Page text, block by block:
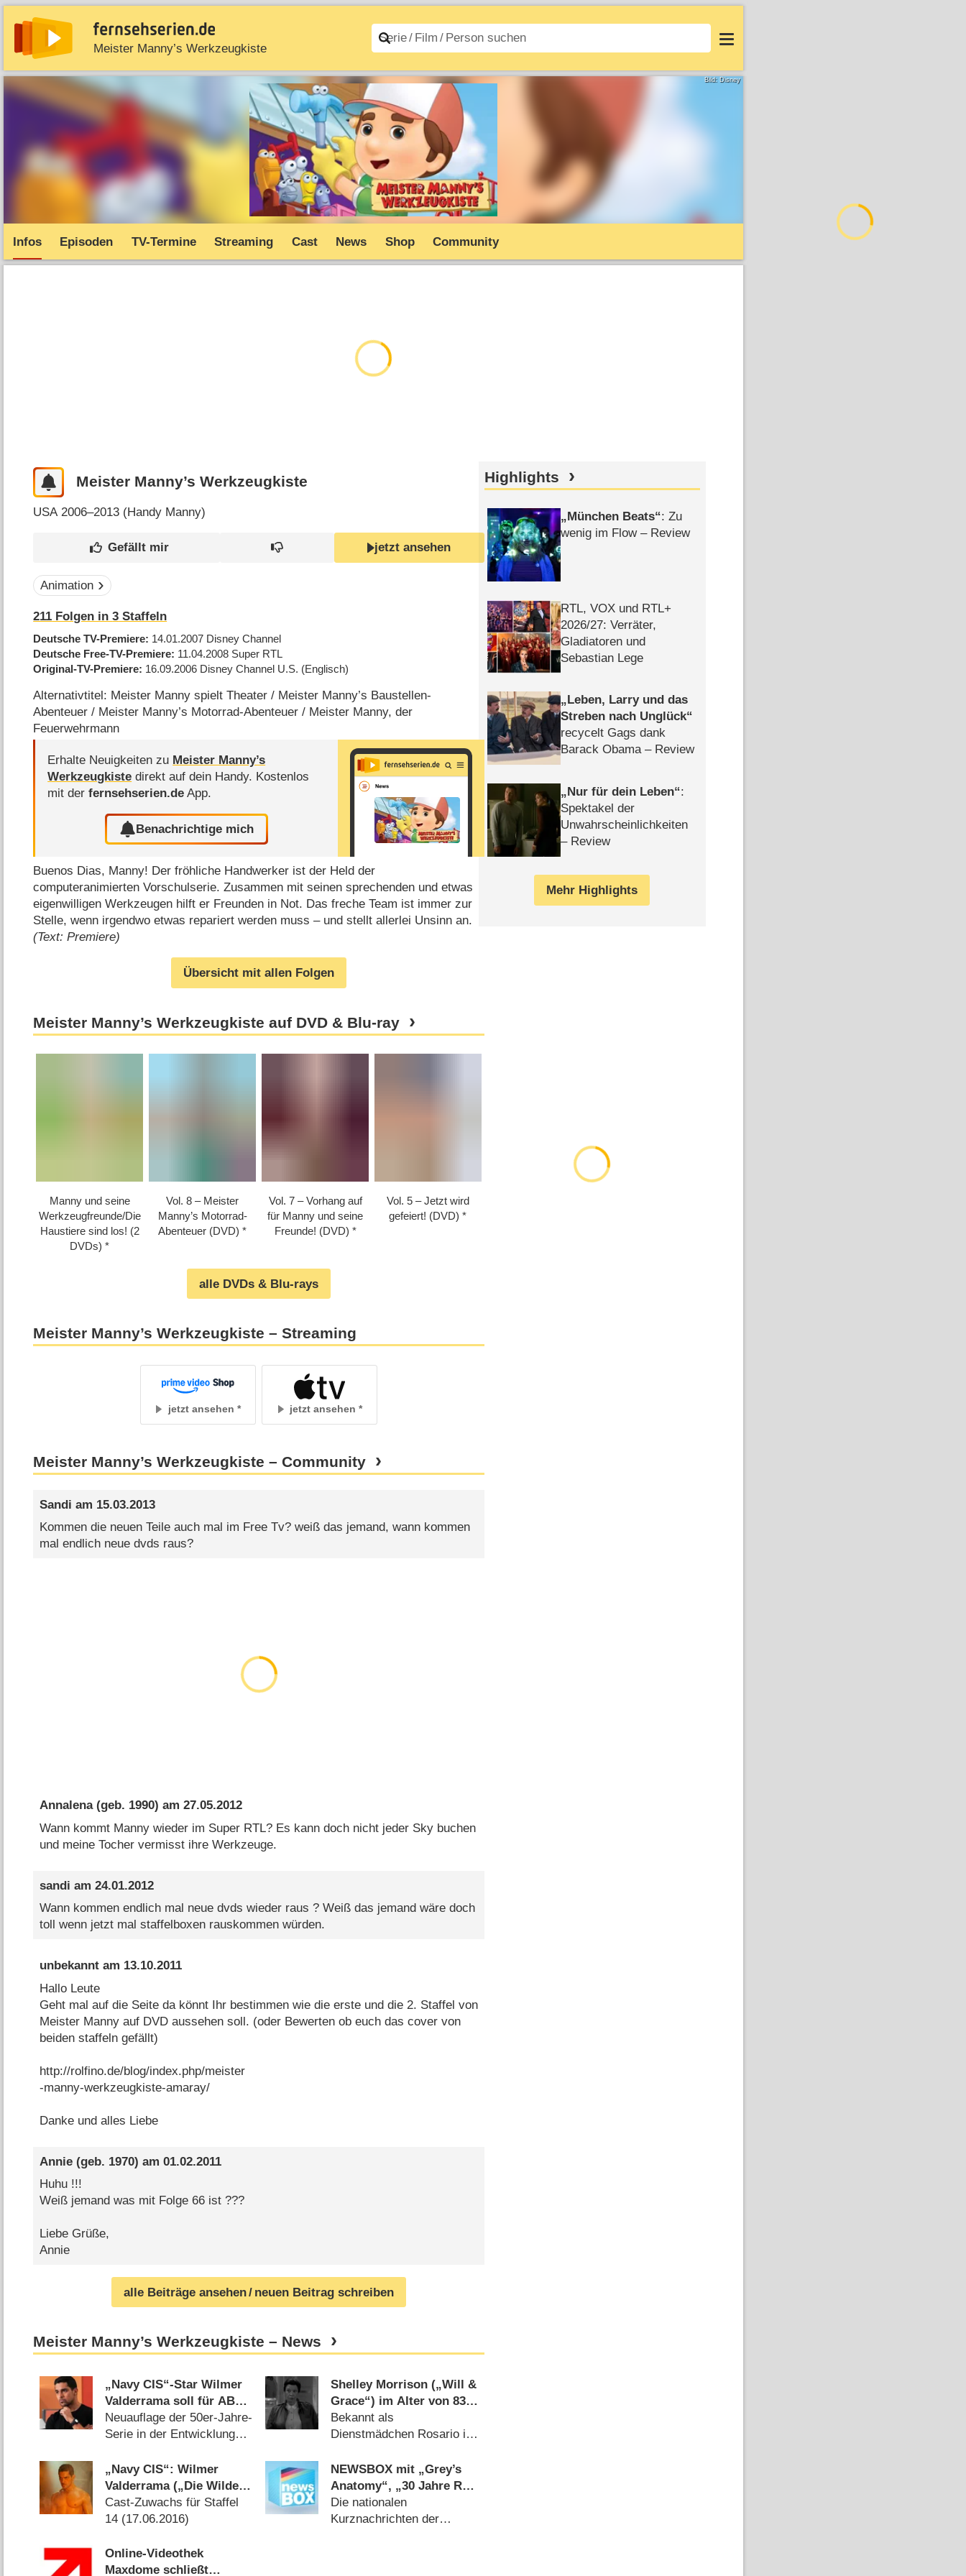
Meister Manny’s Werkzeugkiste
News Entdecken Streaming TV-Starts Filme A–Z Login
Bild: Disney
Infos Episoden TV-Termine Streaming Cast News Shop Community
Meister Manny’s Werkzeugkiste
USA 2006–2013 (Handy Manny)
jetzt ansehen
Animation
211 Folgen in3 Staffeln
Deutsche TV-Premiere 14.01.2007 Disney Channel
Deutsche Free-TV-Premiere 11.04.2008 Super RTL
Original-TV-Premiere 16.09.2006 Disney Channel U.S. (Englisch)
Alternativtitel: Meister Manny spielt Theater / Meister Manny’s Baustellen-
Abenteuer / Meister Manny’s Motorrad-Abenteuer / Meister Manny, der
Feuerwehrmann
Erhalte Neuigkeiten zu Meister Manny’s
Werkzeugkiste direkt auf dein Handy. Kostenlos
mit derfernsehserien.de App.
Benachrichtige mich
Buenos Dias, Manny! Der fröhliche Handwerker ist der Held der
computeranimierten Vorschulserie. Zusammen mit seinen sprechenden und etwas
eigenwilligen Werkzeugen hilft er Freunden in Not. Das freche Team ist immer zur
Stelle, wenn irgendwo etwas repariert werden muss – und stellt allerlei Unsinn an.
(Text: Premiere)
Übersicht mit allen Folgen
Meister Manny’s Werkzeugkiste auf DVD & Blu-ray
Manny und seine
Werkzeugfreunde/​​Die
Haustiere sind los! (2
DVDs)
Vol. 8 – Meister
Manny’s Motorrad-
Abenteuer (DVD)
Vol. 7 – Vorhang auf
für Manny und seine
Freunde! (DVD)
Vol. 5 – Jetzt wird
gefeiert! (DVD)
alle DVDs & Blu-rays
Meister Manny’s Werkzeugkiste – Streaming
jetzt ansehen jetzt ansehen
Meister Manny’s Werkzeugkiste – Community
Sandi am 15.03.2013
Kommen die neuen Teile auch mal im Free Tv? weiß das jemand, wann kommen
mal endlich neue dvds raus?
Annalena(geb. 1990) am 27.05.2012
Wann kommt Manny wieder im Super RTL? Es kann doch nicht jeder Sky buchen
und meine Tocher vermisst ihre Werkzeuge.
sandi am 24.01.2012
Wann kommen endlich mal neue dvds wieder raus ? Weiß das jemand wäre doch
toll wenn jetzt mal staffelboxen rauskommen würden.
unbekanntam 13.10.2011
Hallo Leute
Geht mal auf die Seite da könnt Ihr bestimmen wie die erste und die 2. Staffel von
Meister Manny auf DVD aussehen soll. (oder Bewerten ob euch das cover von
beiden staffeln gefällt)
http://rolfino.de/blog/index.php/meister
-manny-werkzeugkiste-amaray/
Danke und alles Liebe
Annie(geb. 1970) am 01.02.2011
Huhu !!!
Weiß jemand was mit Folge 66 ist ???
Liebe Grüße,
Annie
alle Beiträge ansehen/ neuen Beitrag schreiben
Meister Manny’s Werkzeugkiste – News
„Navy CIS“-Star Wilmer
Valderrama soll für ABC
zu „Zorro“ werden
Neuauflage der 50er-Jahre-
Serie in der Entwicklung
Shelley Morrison („Will &
Grace“) im Alter von 83
Jahren gestorben
Bekannt als
Dienstmädchen Rosario in
(02.12.2019 )
„Navy CIS“: Wilmer
Valderrama („Die Wilden
’70er“) erhält neue
Hauptrolle
Cast-Zuwachs für Staffel
14 (17.06.2016)
NEWSBOX mit „Grey’s
Anatomy“, „30 Jahre Rot
Gelb Blau“, „Die Super-
Checker“ & Co.
Die nationalen
Kurznachrichten der
Online-Videothek
Maxdome schließt
Highlights
München Beats : Zu
wenig im Flow – Review
RTL, VOX und RTL+
2026/​27: Verräter,
Gladiatoren und
Sebastian Lege
Leben, Larry und das
Streben nach Unglück
recycelt Gags dank
Barack Obama – Review
Nur für dein Leben :
Spektakel der
Unwahrscheinlichkeiten
– Review
Mehr Highlights